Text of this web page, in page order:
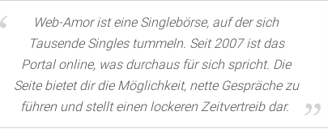
Web-Amor ist eine Singlebörse, auf der sich
Tausende Singles tummeln. Seit 2007 ist das
Portal online, was durchaus für sich spricht. Die
Seite bietet dir die Möglichkeit, nette Gespräche zu
führen und stellt einen lockeren Zeitvertreib dar.